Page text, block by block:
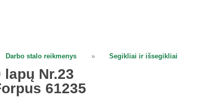
Darbo stalo reikmenys » Segikliai ir išsegikliai
Nr.23
61235